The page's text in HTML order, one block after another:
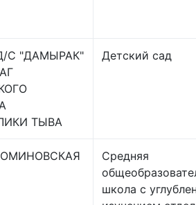
С "ДАМЫРАК"
ТЫВА
Детский сад
Средняя
школа с